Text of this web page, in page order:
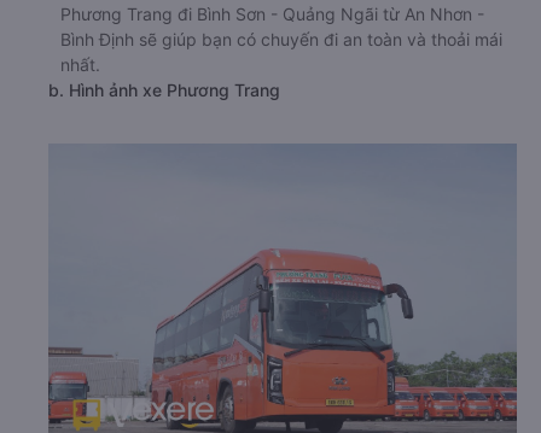
Phương Trang đi Bình Sơn - Quảng Ngãi từ An Nhơn -
Bình Định sẽ giúp bạn có chuyến đi an toàn và thoải mái
nhất.
b. Hình ảnh xe Phương Trang